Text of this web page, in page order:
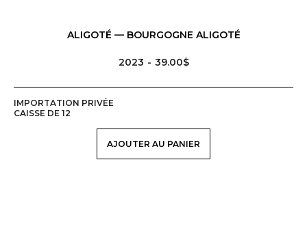
ALIGOTÉ — BOURGOGNE ALIGOTÉ
2023 39.00$
IMPORTATION PRIVÉE
CAISSE DE 12
AJOUTER AU PANIER